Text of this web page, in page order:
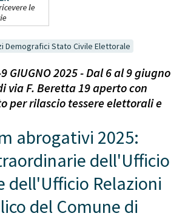
Demografici Stato Civile Elettorale
9 GIUGNO 2025 - Dal 6 al 9 giugno
via F. Beretta 19 aperto con
per rilascio tessere elettorali e
abrogativi 2025:
dell'Ufficio
dell'Ufficio Relazioni
del Comune di